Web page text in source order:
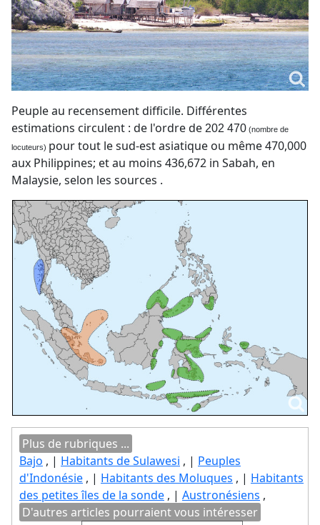
Peuple au recensement difficile. Différentes
estimations circulent : de l'ordre de 202 470 (nombre de
locuteurs) pour tout le sud-est asiatique ou même 470,000
aux Philippines; et au moins 436,672 in Sabah, en
Malaysie, selon les sources .
Plus de rubriques ...
Bajo , | Habitants de Sulawesi , | Peuples
d'Indonésie , | Habitants des Moluques , | Habitants
des petites îles de la sonde , | Austronésiens ,
D'autres articles pourraient vous intéresser